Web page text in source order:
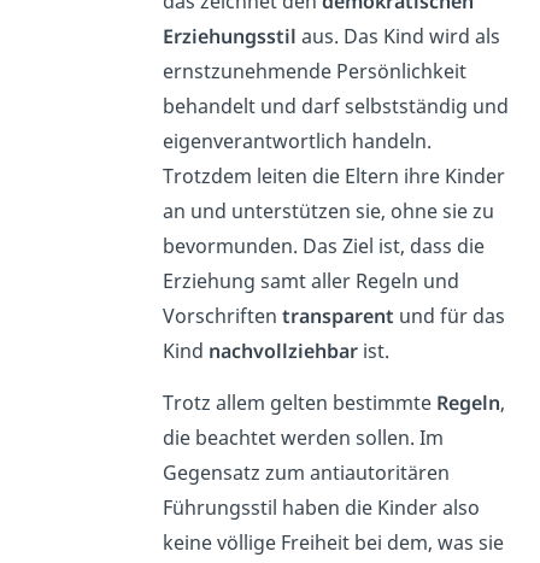
Erziehungsstil aus. Das Kind wird als
ernstzunehmende Persönlichkeit
behandelt und darf selbstständig und
eigenverantwortlich handeln.
Trotzdem leiten die Eltern ihre Kinder
an und unterstützen sie, ohne sie zu
bevormunden. Das Ziel ist, dass die
Erziehung samt aller Regeln und
Vorschriften transparent und für das
Kind nachvollziehbarist.
Trotz allem gelten bestimmte Regeln,
die beachtet werden sollen. Im
Gegensatz zum antiautoritären
Führungsstil haben die Kinder also
keine völlige Freiheit bei dem, was sie